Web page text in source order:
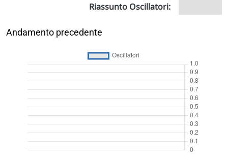
Riassunto Oscillatori:
Andamento precedente